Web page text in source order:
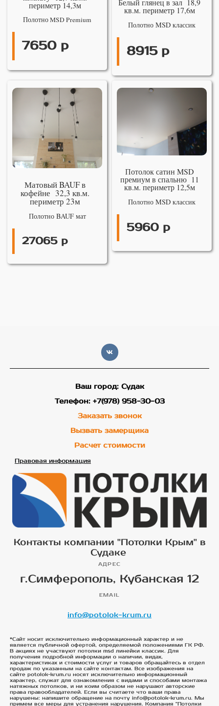
периметр 14,3м
Полотно MSD Premium
7650 р
Белый глянец в зал 18,9
кв.м. периметр 17,6м
Полотно MSD классик
8915 р
Матовый BAUF в
кофейне 32,3 кв.м.
периметр 23м
Полотно BAUF мат
27065 р
Потолок сатин MSD
премиум в спальню 11
кв.м. периметр 12,5м
Полотно MSD классик
5960 р
Ваш город: Судак
Телефон: +7(978) 958-30-03
Заказать звонок
Вызвать замерщика
Расчет стоимости
Правовая информация
Контакты компании "Потолки Крым" в
Судаке
АДРЕС
г.Симферополь, Кубанская 12
EMAIL
info@potolok-krum.ru
*Сайт носит исключительно информационный характер и не
является публичной офертой, определяемой положениями ГК РФ.
В акциях не участвуют потолки msd линейки классик. Для
получения подробной информации о наличии, видах,
характеристиках и стоимости услуг и товаров обращайтесь в отдел
продаж по указанным на сайте контактам. Все изображения на
сайте potolok-krum.ru носят исключительно информационный
характер, служат для ознакомления с видами и способами монтажа
натяжных потолков, и ни коим образом не нарушают авторские
права правообладателей. Если вы считаете что ваши права
нарушены: напишите обращение на почту info@potolok-krum.ru. Мы
примем все меры для устранения нарушения. Компания "Потолки